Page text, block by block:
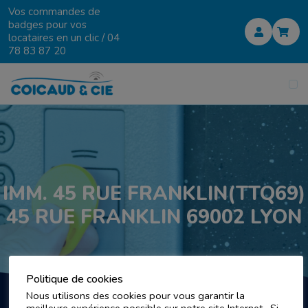
Vos commandes de
badges pour vos
locataires en un clic /04
78 83 87 20
IMM. 45 RUE FRANKLIN(TTQ69)
45 RUE FRANKLIN 69002 LYON
Politique de cookies
Nous utilisons des cookies pour vous garantir la